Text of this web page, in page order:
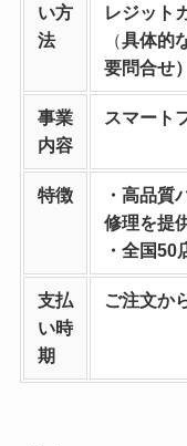
い方
法
レジット
（具体的
要問合せ）
事業
内容
スマート
特徴
・高品質
修理を提
・全国50
支払
い時
期
ご注文か